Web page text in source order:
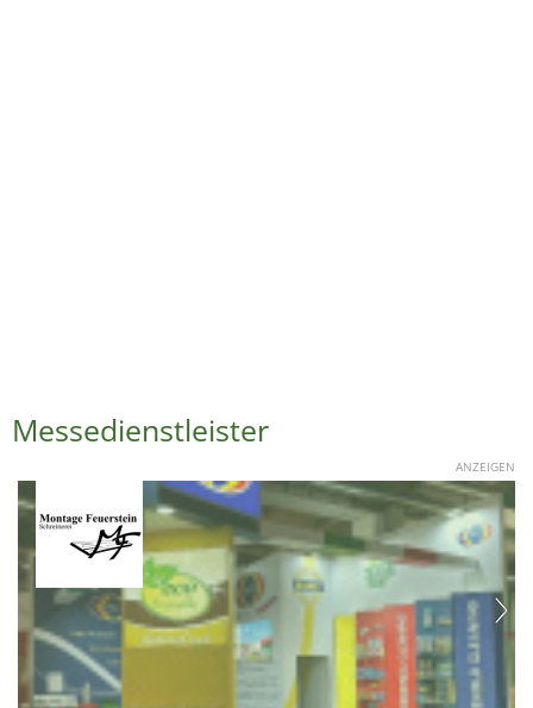
Messedienstleister
ANZEIGEN